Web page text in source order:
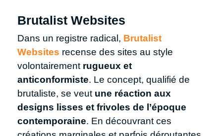
Brutalist Websites
Dans un registre radical, Brutalist
Websites recense des sites au style
volontairement rugueux et
anticonformiste. Le concept, qualifié de
brutaliste, se veut une réaction aux
designs lisses et frivoles de l’époque
contemporaine. En découvrant ces